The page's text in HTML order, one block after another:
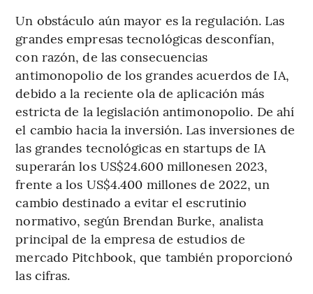
Un obstáculo aún mayor es la regulación. Las
grandes empresas tecnológicas desconfían,
con razón, de las consecuencias
antimonopolio de los grandes acuerdos de IA,
debido a la reciente ola de aplicación más
estricta de la legislación antimonopolio. De ahí
el cambio hacia la inversión. Las inversiones de
las grandes tecnológicas en startups de IA
superarán los US$24.600 millonesen 2023,
frente a los US$4.400 millones de 2022, un
cambio destinado a evitar el escrutinio
normativo, según Brendan Burke, analista
principal de la empresa de estudios de
mercado Pitchbook, que también proporcionó
las cifras.